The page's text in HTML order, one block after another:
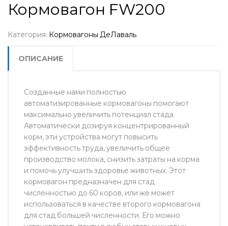
Кормовагон FW200
Категория: Кормовагоны ДеЛаваль
ОПИСАНИЕ
Созданные нами полностью
автоматизированные кормовагоны помогают
максимально увеличить потенциал стада.
Автоматически дозируя концентрированный
корм, эти устройства могут повысить
эффективность труда, увеличить общее
производство молока, снизить затраты на корма
и помочь улучшить здоровье животных. Этот
кормовагон предназначен для стад
численностью до 60 коров, или же может
использоваться в качестве второго кормовагона
для стад большей численности. Его можно